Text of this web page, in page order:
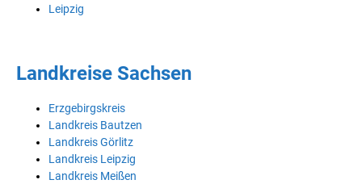
Leipzig
Landkreise Sachsen
Erzgebirgskreis
Landkreis Bautzen
Landkreis Görlitz
Landkreis Leipzig
Landkreis Meißen